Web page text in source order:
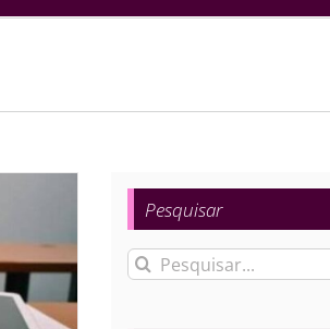
Pesquisar
Buscar